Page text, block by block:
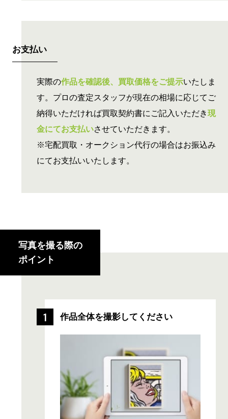
お支払い
実際の作品を確認後、買取価格をご提示いたしま
す。プロの査定スタッフが現在の相場に応じてご
納得いただければ買取契約書にご記入いただき現
金にてお支払いさせていただきます。
※宅配買取・オークション代行の場合はお振込み
にてお支払いいたします。
写真を撮る際の
ポイント
作品全体を撮影してください